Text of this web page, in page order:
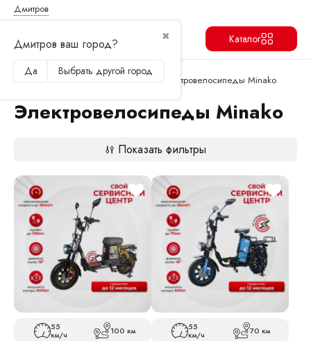
Дмитров
✖
Дмитров ваш город?
Да Выбрать другой город
Каталог
Главная Электровелосипеды Электровелосипеды Minako
Электровелосипеды Minako
Показать фильтры
55
км/ч 100 км 55
км/ч 70 км
Продолжить Перейти в корзину